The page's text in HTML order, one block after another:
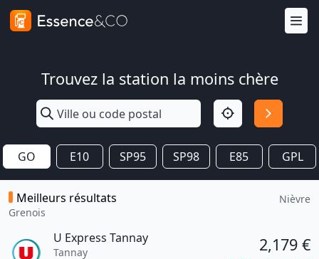
Trouvez la station la moins chère
GO E10 SP95 SP98 E85 GPL
Meilleurs résultats
Grenois
Nièvre
U Express Tannay
Tannay
2,179 €